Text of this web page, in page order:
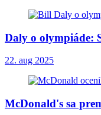
Daly o olympiáde:
22. aug 2025
McDonald's sa